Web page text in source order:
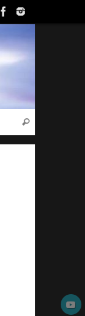
Buscar